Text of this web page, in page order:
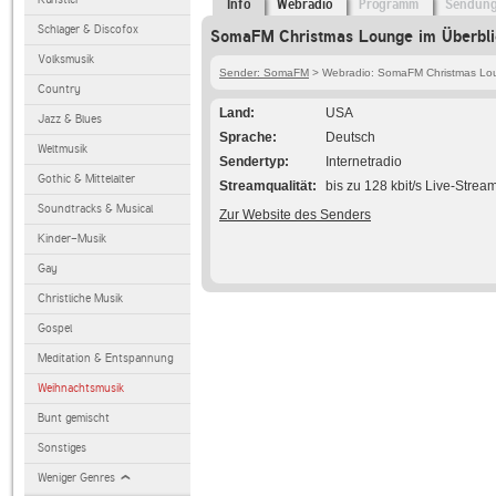
Schlager & Discofox
Volksmusik
Country
Jazz & Blues
Weltmusik
Gothic & Mittelalter
Soundtracks & Musical
Kinder-Musik
Gay
Christliche Musik
Gospel
Meditation & Entspannung
Weihnachtsmusik
Bunt gemischt
Sonstiges
Weniger Genres
Info Webradio Programm
SomaFM Christmas Lounge im
Sender: SomaFM > Webradio: SomaFM Christmas
Land
USA
Sprache
Deutsch
Sendertyp
Internetradio
Streamqualität
bis zu 128 kbit/s Live-
Zur Website des Senders